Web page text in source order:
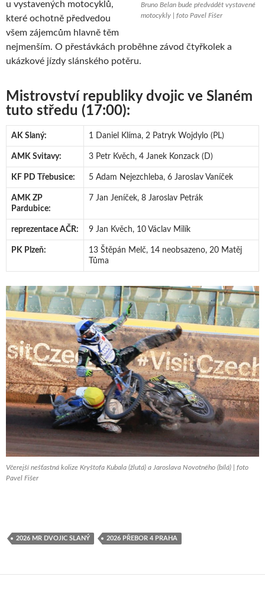
Bruno Belan bude předvádět vystavené
motocykly | foto Pavel Fišer
u vystavených motocyklů,
které ochotně předvedou
všem zájemcům hlavně těm
nejmenším. O přestávkách proběhne závod čtyřkolek a
ukázkové jízdy slánského potěru.
Mistrovství republiky dvojic ve Slaném
tuto středu (17:00):
AK Slaný: 1 Daniel Klíma, 2 Patryk Wojdylo (PL)
AMK Svitavy: 3 Petr Kvěch, 4 Janek Konzack (D)
KF PD Třebusice: 5 Adam Nejezchleba, 6 Jaroslav Vaníček
AMK ZP
Pardubice:
7 Jan Jeníček, 8 Jaroslav Petrák
reprezentace AČR: 9 Jan Kvěch, 10 Václav Milík
PK Plzeň:
13 Štěpán Melč, 14 neobsazeno, 20 Matěj
Tůma
Včerejší nešťastná kolize Kryštofa Kubala (žlutá) a Jaroslava Novotného (bílá) | foto
Pavel Fišer
2026 MR DVOJIC SLANÝ 2026 PŘEBOR 4 PRAHA